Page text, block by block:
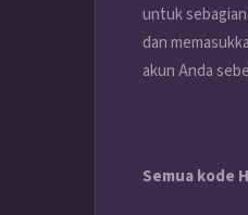
untuk
dan
akun Anda
Semua kode